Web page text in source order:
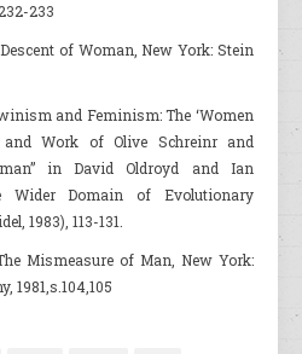
233
of Woman, New York: Stein
and Feminism: The ‘Women
and Work of Olive Schreinr and
in David Oldroyd and Ian
Wider Domain of Evolutionary
1983), 113-131.
Mismeasure of Man, New York:
1981,s.104,105